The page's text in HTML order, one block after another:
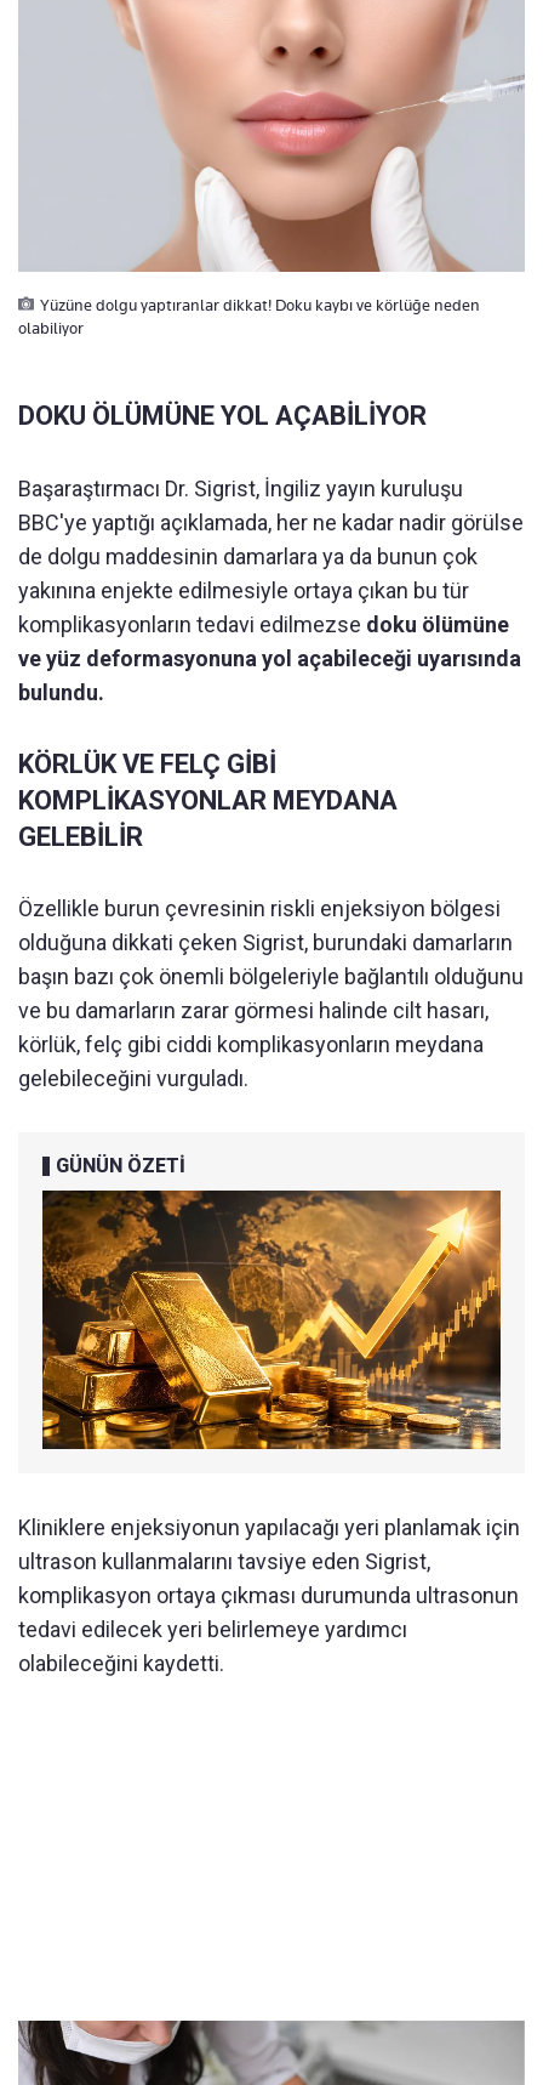
Yüzüne dolgu yaptıranlar dikkat! Doku kaybı ve körlüğe neden
olabiliyor
DOKU ÖLÜMÜNE YOL AÇABİLİYOR
Başaraştırmacı Dr. Sigrist, İngiliz yayın kuruluşu
BBC'ye yaptığı açıklamada, her ne kadar nadir görülse
de dolgu maddesinin damarlara ya da bunun çok
yakınına enjekte edilmesiyle ortaya çıkan bu tür
komplikasyonların tedavi edilmezse doku ölümüne
ve yüz deformasyonuna yol açabileceği uyarısında
bulundu.
KÖRLÜK VE FELÇ GİBİ
KOMPLİKASYONLAR MEYDANA
GELEBİLİR
Özellikle burun çevresinin riskli enjeksiyon bölgesi
olduğuna dikkati çeken Sigrist, burundaki damarların
başın bazı çok önemli bölgeleriyle bağlantılı olduğunu
ve bu damarların zarar görmesi halinde cilt hasarı,
körlük, felç gibi ciddi komplikasyonların meydana
gelebileceğini vurguladı.
GÜNÜN ÖZETİ
Kliniklere enjeksiyonun yapılacağı yeri planlamak için
ultrason kullanmalarını tavsiye eden Sigrist,
komplikasyon ortaya çıkması durumunda ultrasonun
tedavi edilecek yeri belirlemeye yardımcı
olabileceğini kaydetti.